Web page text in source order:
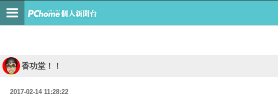
香功堂！！
2017-02-14 11:28:22